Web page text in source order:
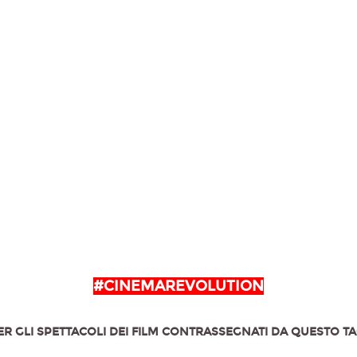
#CINEMAREVOLUTION
GLI SPETTACOLI DEI FILM CONTRASSEGNATI DA QUESTO